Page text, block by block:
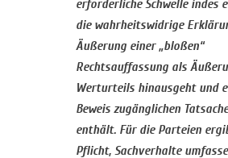
erforderliche Schwelle indes
die wahrheitswidrige
Äußerung einer „bloßen“
Rechtsauffassung als
Werturteils hinausgeht und
Beweis zugänglichen
enthält. Für die Parteien
Pflicht, Sachverhalte